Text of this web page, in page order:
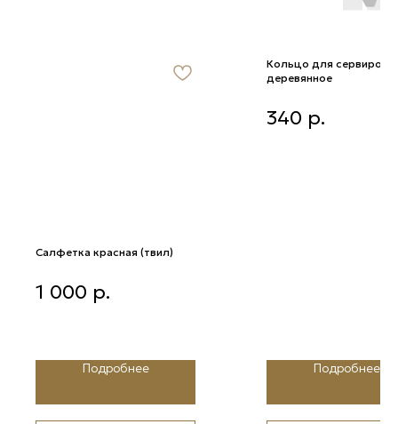
Салфетка красная (твил)
1 000 р.
Подробнее
Кольцо для
деревянное
деревянное
340 р.
Подробнее